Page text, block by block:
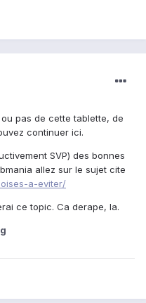
pas de cette tablette, de
continuer ici.
SVP) des bonnes
allez sur le sujet cite
a-eviter/
ce topic. Ca derape, la.